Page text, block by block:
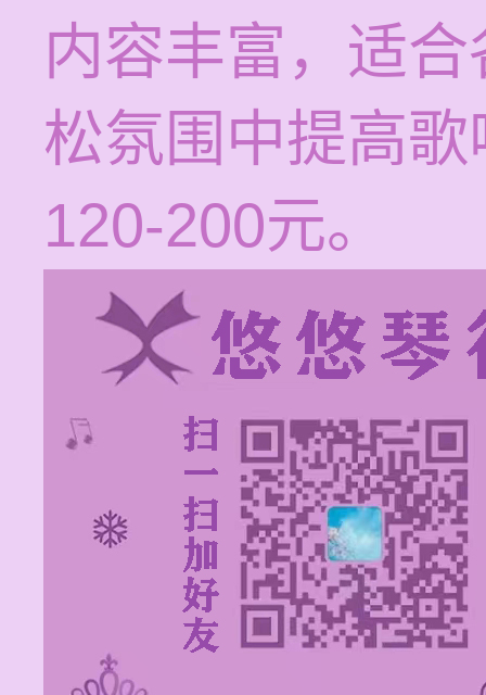
内容丰富，适
松氛围中提高
120-200元。